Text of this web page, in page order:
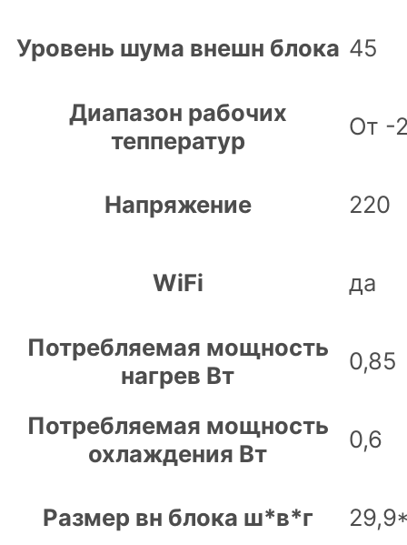
Уровень шума внешн блока 45
Диапазон рабочих
тепператур
От -
Напряжение 220
WiFi да
Потребляемая мощность
нагрев Вт
0,85
Потребляемая мощность
охлаждения Вт
0,6
Размер вн блока ш*в*г